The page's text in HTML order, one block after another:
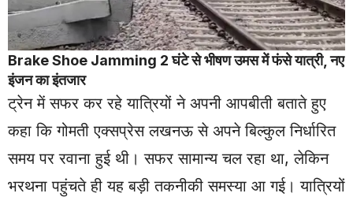
Brake Shoe Jamming 2 घंटे से भीषण उमस में फंसे यात्री, नए
इंजन का इंतजार
ट्रेन में सफर कर रहे यात्रियों ने अपनी आपबीती बताते हुए
कहा कि गोमती एक्सप्रेस लखनऊ से अपने बिल्कुल निर्धारित
समय पर रवाना हुई थी। सफर सामान्य चल रहा था, लेकिन
भरथना पहुंचते ही यह बड़ी तकनीकी समस्या आ गई। यात्रियों